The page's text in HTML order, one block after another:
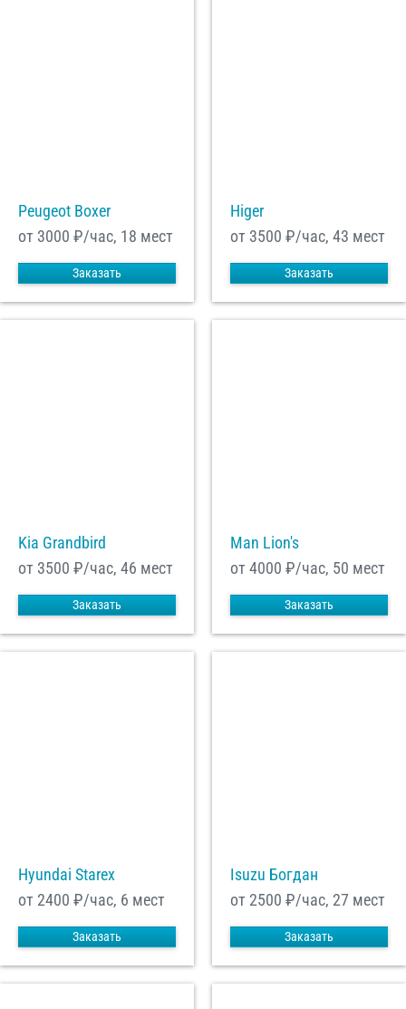
Peugeot Boxer
от 3000 ₽/час, 18 мест
Заказать
Higer
от 3500 ₽/час, 43 мест
Заказать
Kia Grandbird
от 3500 ₽/час, 46 мест
Заказать
Man Lion's
от 4000 ₽/час, 50 мест
Заказать
Hyundai Starex
от 2400 ₽/час, 6 мест
Заказать
Isuzu Богдан
от 2500 ₽/час, 27 мест
Заказать